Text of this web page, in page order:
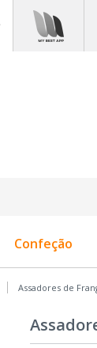
Confeção
Assadores de